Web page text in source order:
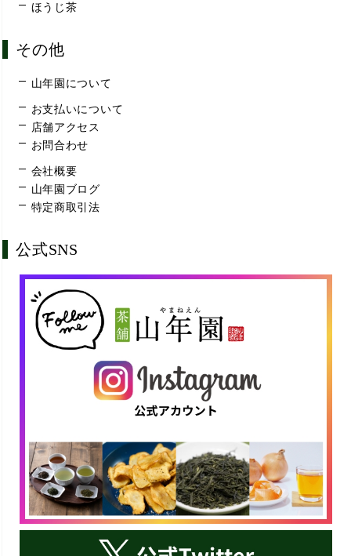
ほうじ茶
その他
山年園について
お支払いについて
店舗アクセス
お問合わせ
会社概要
山年園ブログ
特定商取引法
公式SNS